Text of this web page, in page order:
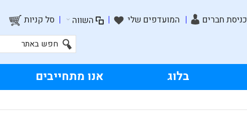
סל קניות השווה כניסת חברים המועדפים שלי
בלוג אנו מתחייבים